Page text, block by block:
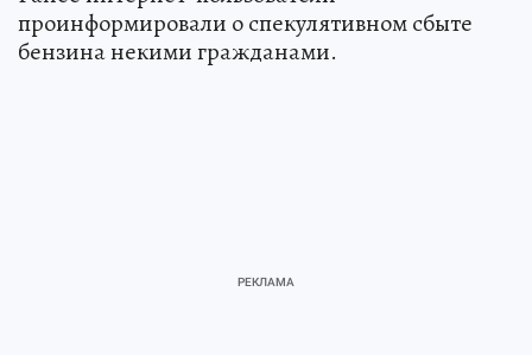
проинформировали о спекулятивном сбыте
бензина некими гражданами.